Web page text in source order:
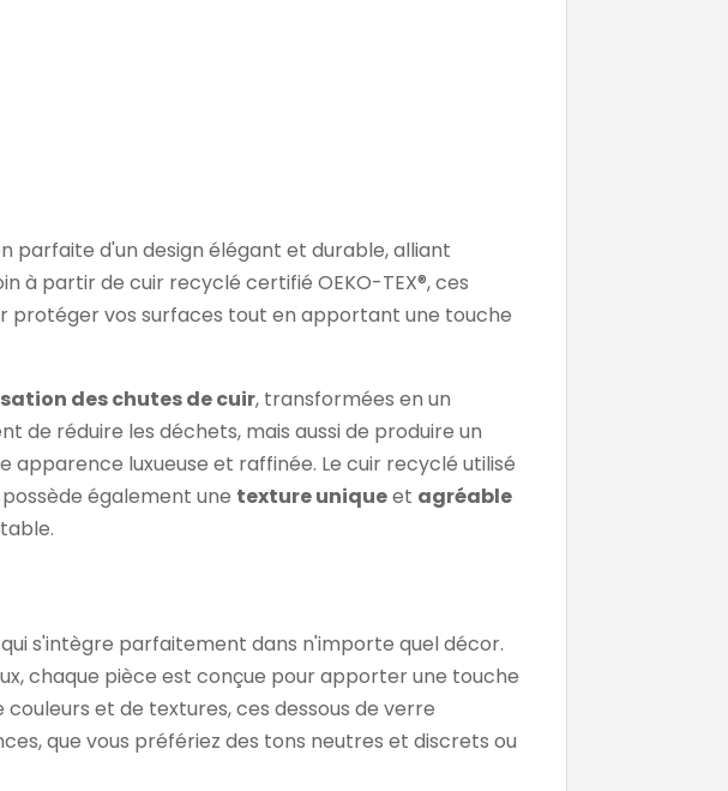
parfaite d'un design élégant et durable, alliant
à partir de cuir recyclé certifié OEKO-TEX®, ces
protéger vos surfaces tout en apportant une touche
des chutes de cuir, transformées en un
réduire les déchets, mais aussi de produire un
luxueuse et raffinée. Le cuir recyclé utilisé
également une texture uniqueet agréable
s'intègre parfaitement dans n'importe quel décor.
chaque pièce est conçue pour apporter une touche
et de textures, ces dessous de verre
que vous préfériez des tons neutres et discrets ou